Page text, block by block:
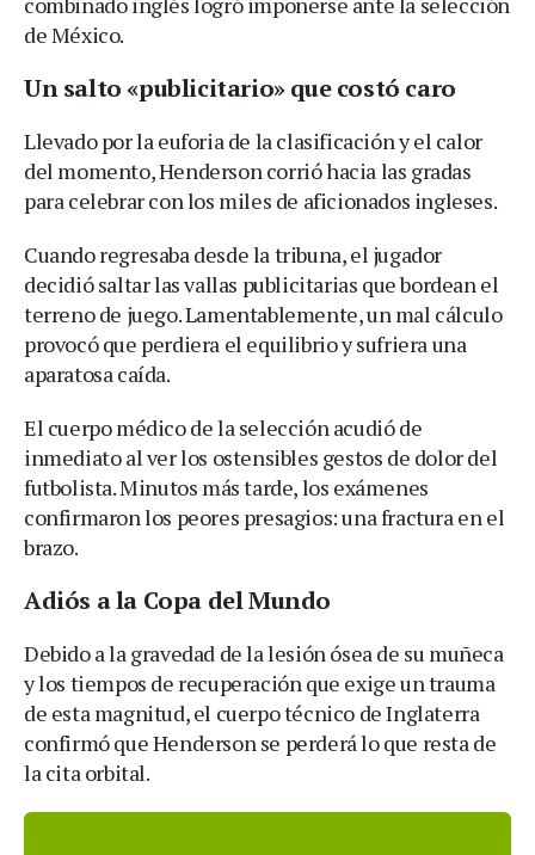
de México.
Un salto «publicitario» que costó caro
Llevado por la euforia de la clasificación y el calor
del momento, Henderson corrió hacia las gradas
para celebrar con los miles de aficionados ingleses.
Cuando regresaba desde la tribuna, el jugador
decidió saltar las vallas publicitarias que bordean el
terreno de juego. Lamentablemente, un mal cálculo
provocó que perdiera el equilibrio y sufriera una
aparatosa caída.
El cuerpo médico de la selección acudió de
inmediato al ver los ostensibles gestos de dolor del
futbolista. Minutos más tarde, los exámenes
confirmaron los peores presagios: una fractura en el
brazo.
Adiós a la Copa del Mundo
Debido a la gravedad de la lesión ósea de su muñeca
y los tiempos de recuperación que exige un trauma
de esta magnitud, el cuerpo técnico de Inglaterra
confirmó que Henderson se perderá lo que resta de
la cita orbital.